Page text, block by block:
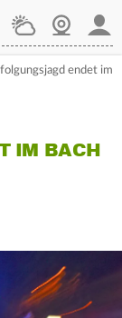
WetterWebcam
endet im
IM BACH